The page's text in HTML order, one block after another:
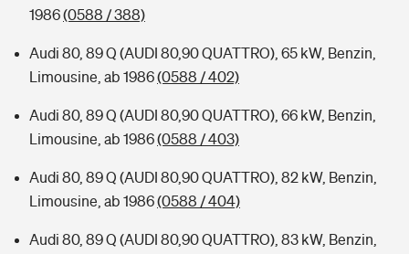
1986(0588 / 388)
Audi 80, 89 Q (AUDI 80,90 QUATTRO), 65 kW, Benzin,
Limousine, ab 1986(0588 / 402)
Audi 80, 89 Q (AUDI 80,90 QUATTRO), 66 kW, Benzin,
Limousine, ab 1986(0588 / 403)
Audi 80, 89 Q (AUDI 80,90 QUATTRO), 82 kW, Benzin,
Limousine, ab 1986(0588 / 404)
Audi 80, 89 Q (AUDI 80,90 QUATTRO), 83 kW, Benzin,